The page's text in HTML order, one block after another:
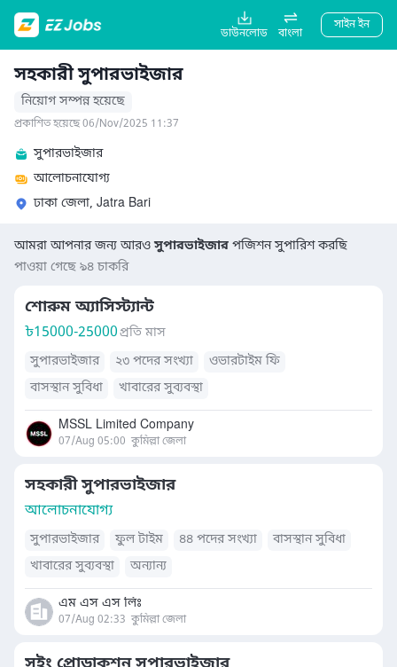
ডাউনলোড বাংলা
সাইন ইন
সহকারী সুপারভাইজার
নিয়োগ সম্পন্ন হয়েছে
প্রকাশিত হয়েছে 06/Nov/2025 11:37
সুপারভাইজার
আলোচনাযোগ্য
ঢাকা জেলা, Jatra Bari
আমরা আপনার জন্য আরওসুপারভাইজার পজিশন সুপারিশ করছি
পাওয়া গেছে ৯৪ চাকরি
শোরুম অ্যাসিস্ট্যান্ট
৳15000-25000প্রতি মাস
সুপারভাইজার
২৩ পদের সংখ্যা
ওভারটাইম ফি
বাসস্থান সুবিধা
খাবারের সুব্যবস্থা
MSSL Limited Company
07/Aug 05:00 কুমিল্লা জেলা
সহকারী সুপারভাইজার
আলোচনাযোগ্য
সুপারভাইজার ফুল টাইম ৪৪ পদের সংখ্যা
বাসস্থান সুবিধা
খাবারের সুব্যবস্থা
অন্যান্য
এম এস এস লিঃ
07/Aug 02:33 কুমিল্লা জেলা